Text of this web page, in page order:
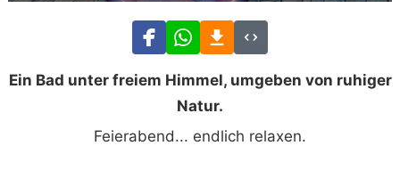
Ein Bad unter freiem Himmel, umgeben von ruhiger
Natur.
Feierabend... endlich relaxen.